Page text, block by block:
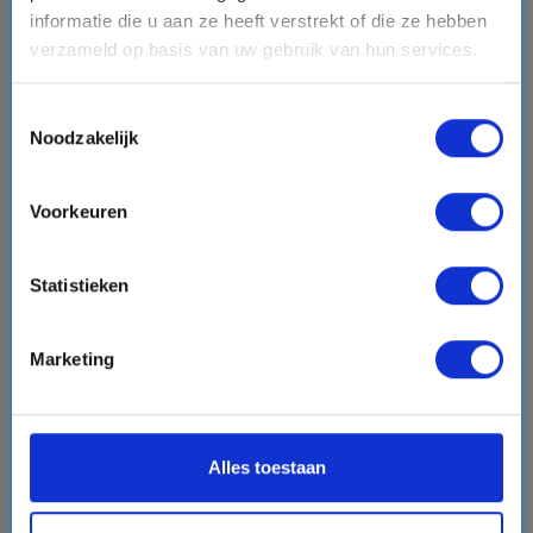
informatie die u aan ze heeft verstrekt of die ze hebben
verzameld op basis van uw gebruik van hun services.
Noodzakelijk
Voorkeuren
Statistieken
Marketing
Alles toestaan
v.a.€6045,-p.p.
Vergelijk
favorite